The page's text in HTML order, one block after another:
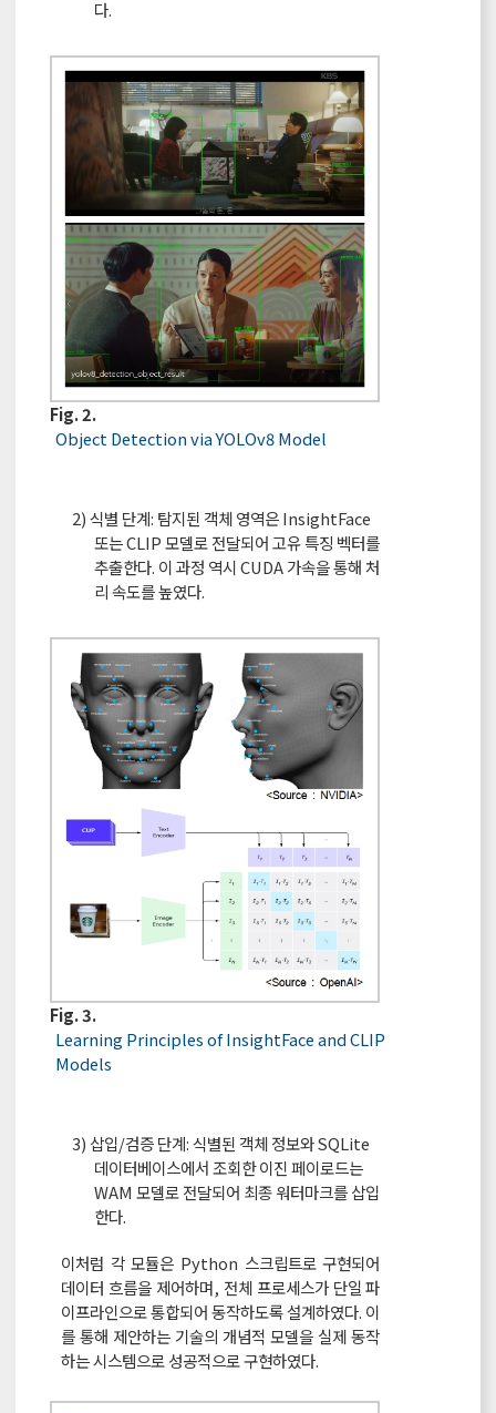
다.
Fig. 2.
Object Detection via YOLOv8 Model
2) 식별 단계: 탐지된 객체 영역은 InsightFace
또는 CLIP 모델로 전달되어 고유 특징 벡터를
추출한다. 이 과정 역시 CUDA 가속을 통해 처
리 속도를 높였다.
Fig. 3.
Learning Principles of InsightFace and CLIP
Models
3) 삽입/검증 단계: 식별된 객체 정보와 SQLite
데이터베이스에서 조회한 이진 페이로드는
WAM 모델로 전달되어 최종 워터마크를 삽입
한다.
이처럼 각 모듈은 Python 스크립트로 구현되어
데이터 흐름을 제어하며, 전체 프로세스가 단일 파
이프라인으로 통합되어 동작하도록 설계하였다. 이
를 통해 제안하는 기술의 개념적 모델을 실제 동작
하는 시스템으로 성공적으로 구현하였다.